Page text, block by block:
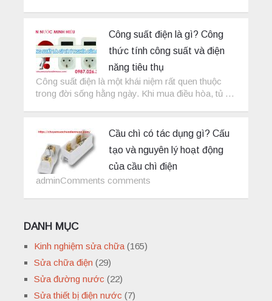
Công suất điện là gì? Công
thức tính công suất và điện
năng tiêu thụ
Công suất điện là một khái niệm rất quen thuộc
trong đời sống hằng ngày. Khi mua điều hòa, tủ …
Cầu chì có tác dụng gì? Cấu
tạo và nguyên lý hoạt động
của cầu chì điện
adminComments comments
DANH MỤC
Kinh nghiệm sửa chữa(165)
Sửa chữa điện (29)
Sửa đường nước (22)
Sửa thiết bị điện nước (7)